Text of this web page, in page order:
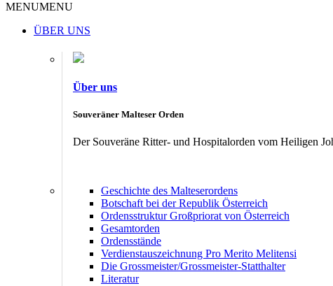
MENUMENU
ÜBER UNS
Über uns
Souveräner Malteser Orden
Der Souveräne Ritter- und Hospitalorden vom Heiligen
Geschichte des Malteserordens
Botschaft bei der Republik Österreich
Ordensstruktur Großpriorat von Österreich
Gesamtorden
Ordensstände
Verdienstauszeichnung Pro Merito Melitensi
Die Grossmeister/Grossmeister-Statthalter
Literatur